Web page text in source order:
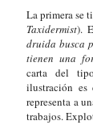
La primera se
Taxidermist).
druida busca
tienen una
carta del
ilustración es
representa a
trabajos.